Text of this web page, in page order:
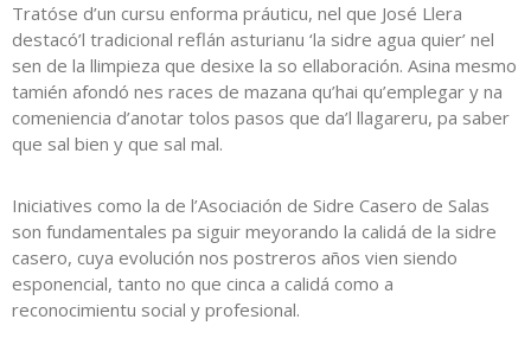
Tratóse d’un cursu enforma práuticu, nel que José Llera
destacó’l tradicional reflán asturianu ‘la sidre agua quier’ nel
sen de la llimpieza que desixe la so ellaboración. Asina mesmo
tamién afondó nes races de mazana qu’hai qu’emplegar y na
comeniencia d’anotar tolos pasos que da’l llagareru, pa saber
que sal bien y que sal mal.
Iniciatives como la de l’Asociación de Sidre Casero de Salas
son fundamentales pa siguir meyorando la calidá de la sidre
casero, cuya evolución nos postreros años vien siendo
esponencial, tanto no que cinca a calidá como a
reconocimientu social y profesional.